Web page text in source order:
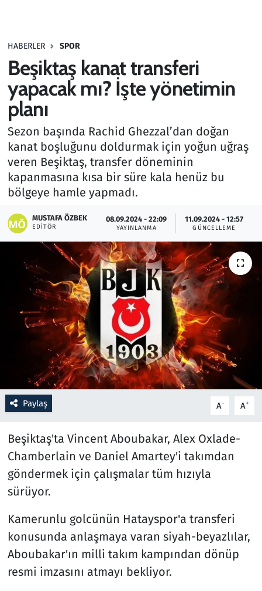
HABERLER SPOR
Beşiktaş kanat transferi
yapacak mı? İşte yönetimin
planı
Sezon başında Rachid Ghezzal’dan doğan
kanat boşluğunu doldurmak için yoğun uğraş
veren Beşiktaş, transfer döneminin
kapanmasına kısa bir süre kala henüz bu
bölgeye hamle yapmadı.
MUSTAFA ÖZBEK
EDITÖR
08.09.2024 - 22:09
YAYINLANMA
11.09.2024 - 12:57
GÜNCELLEME
Paylaş A- A+
Beşiktaş'ta Vincent Aboubakar, Alex Oxlade-
Chamberlain ve Daniel Amartey'i takımdan
göndermek için çalışmalar tüm hızıyla
sürüyor.
Kamerunlu golcünün Hatayspor'a transferi
konusunda anlaşmaya varan siyah-beyazlılar,
Aboubakar'ın milli takım kampından dönüp
resmi imzasını atmayı bekliyor.
Haber
Kültür Sanat
Kurumsal Haberler
Lezzet Durağı
Memur ve Kamu
Otomobil
Oyun
Ramazan
Resmi İlanlar
Rüya Tabirleri
Sağlık
Savunma Sanayi
Seçim 2023
Spor
Teknoloji ve Bilim
Televizyon